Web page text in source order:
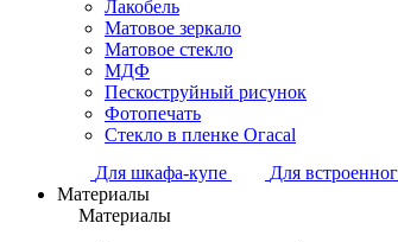
Лакобель
Матовое зеркало
Матовое стекло
МДФ
Пескоструйный рисунок
Фотопечать
Стекло в пленке Огасаl
Для шкафа-купе
Для
Материалы
Материалы